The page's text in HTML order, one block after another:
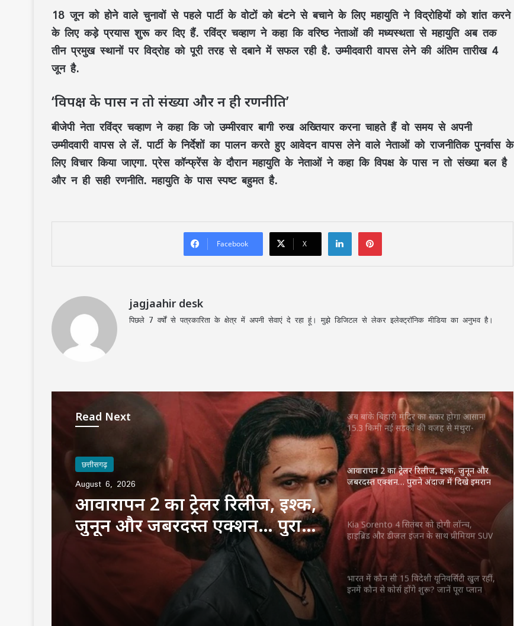
18 जून को होने वाले चुनावों से पहले पार्टी के वोटों को बंटने से बचाने के लिए महायुति ने विद्रोहियों को शांत करने
के लिए कड़े प्रयास शुरू कर दिए हैं. रविंद्र चव्हाण ने कहा कि वरिष्ठ नेताओं की मध्यस्थता से महायुति अब तक
तीन प्रमुख स्थानों पर विद्रोह को पूरी तरह से दबाने में सफल रही है. उम्मीदवारी वापस लेने की अंतिम तारीख 4
जून है.
‘विपक्ष के पास न तो संख्या और न ही रणनीति’
बीजेपी नेता रविंद्र चव्हाण ने कहा कि जो उम्मीरवार बागी रुख अख्तियार करना चाहते हैं वो समय से अपनी
उम्मीदवारी वापस ले लें. पार्टी के निर्देशों का पालन करते हुए आवेदन वापस लेने वाले नेताओं को राजनीतिक पुनर्वास के
लिए विचार किया जाएगा. प्रेस कॉन्फ्रेंस के दौरान महायुति के नेताओं ने कहा कि विपक्ष के पास न तो संख्या बल है
और न ही सही रणनीति. महायुति के पास स्पष्ट बहुमत है.
Facebook X
LinkedInPinterest
jagjaahir desk
पिछले 7 वर्षों से पत्रकारिता के क्षेत्र में अपनी सेवाएं दे रहा हूं। मुझे डिजिटल से लेकर इलेक्ट्रॉनिक मीडिया का अनुभव है।
Read Next
छत्तीसगढ़
August 6, 2026
आवारापन 2 का ट्रेलर रिलीज, इश्क,
जुनून और जबरदस्त एक्शन… पुराने
अंदाज में दिखे इमरान हाशमी
अब बांके बिहारी मंदिर का सफर होगा आसान!
15.3 किमी नई सड़कों की वजह से मथुरा-
वृंदावन के रास्तों को जाम से राहत, जानिए
हाशमी
Kia Sorento 4 सितंबर को होगी लॉन्च,
हाइब्रिड और डीजल इंजन के साथ प्रीमियम SUV
इनमें कौन से कोर्स होंगे शुरू? जानें पूरा प्लान
अब बांके बिहारी मंदिर का सफर होगा आसान!
15.3 किमी नई सड़कों की वजह से मथुरा-
वृंदावन के रास्तों को जाम से राहत, जानिए
6922 करोड़ की हेरिटेज सिटी का पूरा प्लान
आवारापन 2 का ट्रेलर रिलीज, इश्क, जुनून और
जबरदस्त एक्शन… पुराने अंदाज में दिखे इमरान
हाशमी
Kia Sorento 4 सितंबर को होगी लॉन्च,
हाइब्रिड और डीजल इंजन के साथ प्रीमियम SUV
बाजार में मचाएगी धमाल
भारत में कौन सी 15 विदेशी यूनिवर्सिटी खुल रहीं,
इनमें कौन से कोर्स होंगे शुरू? जानें पूरा प्लान